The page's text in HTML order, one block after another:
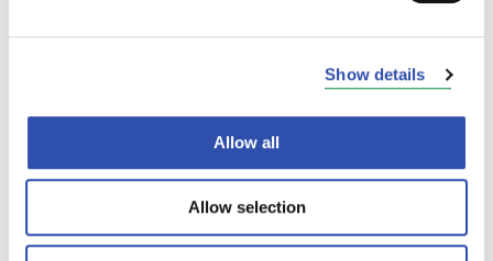
Show details
Allow all
Allow selection